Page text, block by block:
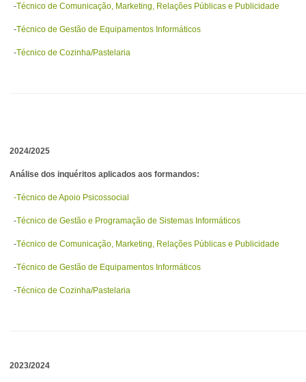
-Técnico de Comunicação, Marketing, Relações Públicas e Publicidade
-Técnico de Gestão de Equipamentos Informáticos
-Técnico de Cozinha/Pastelaria
2024/2025
Análise dos inquéritos aplicados aos formandos:
-Técnico de Apoio Psicossocial
-Técnico de Gestão e Programação de Sistemas Informáticos
-Técnico de Comunicação, Marketing, Relações Públicas e Publicidade
-Técnico de Gestão de Equipamentos Informáticos
-Técnico de Cozinha/Pastelaria
2023/2024